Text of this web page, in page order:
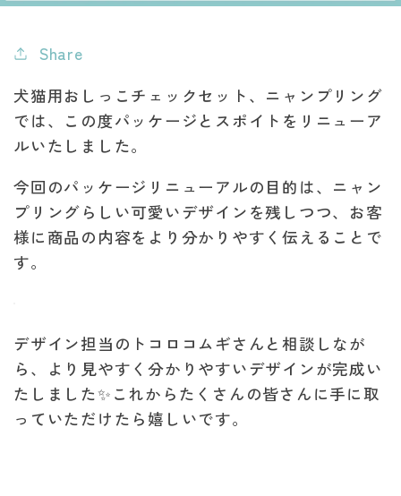
Share
犬猫用おしっこチェックセット、ニャンプリング
では、この度パッケージとスポイトをリニューア
ルいたしました。
今回のパッケージリニューアルの目的は、ニャン
プリングらしい可愛いデザインを残しつつ、お客
様に商品の内容をより分かりやすく伝えることで
す。
デザイン担当のトコロコムギさんと相談しなが
ら、より見やすく分かりやすいデザインが完成い
たしました✨これからたくさんの皆さんに手に取
っていただけたら嬉しいです。